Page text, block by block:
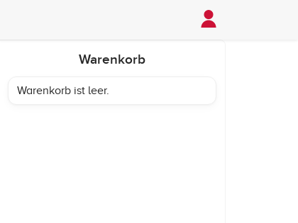
Warenkorb
Warenkorb ist leer.